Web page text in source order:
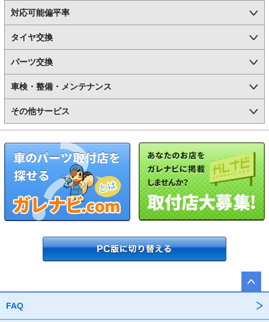
対応可能偏平率
タイヤ交換
パーツ交換
車検・整備・メンテナンス
その他サービス
FAQ